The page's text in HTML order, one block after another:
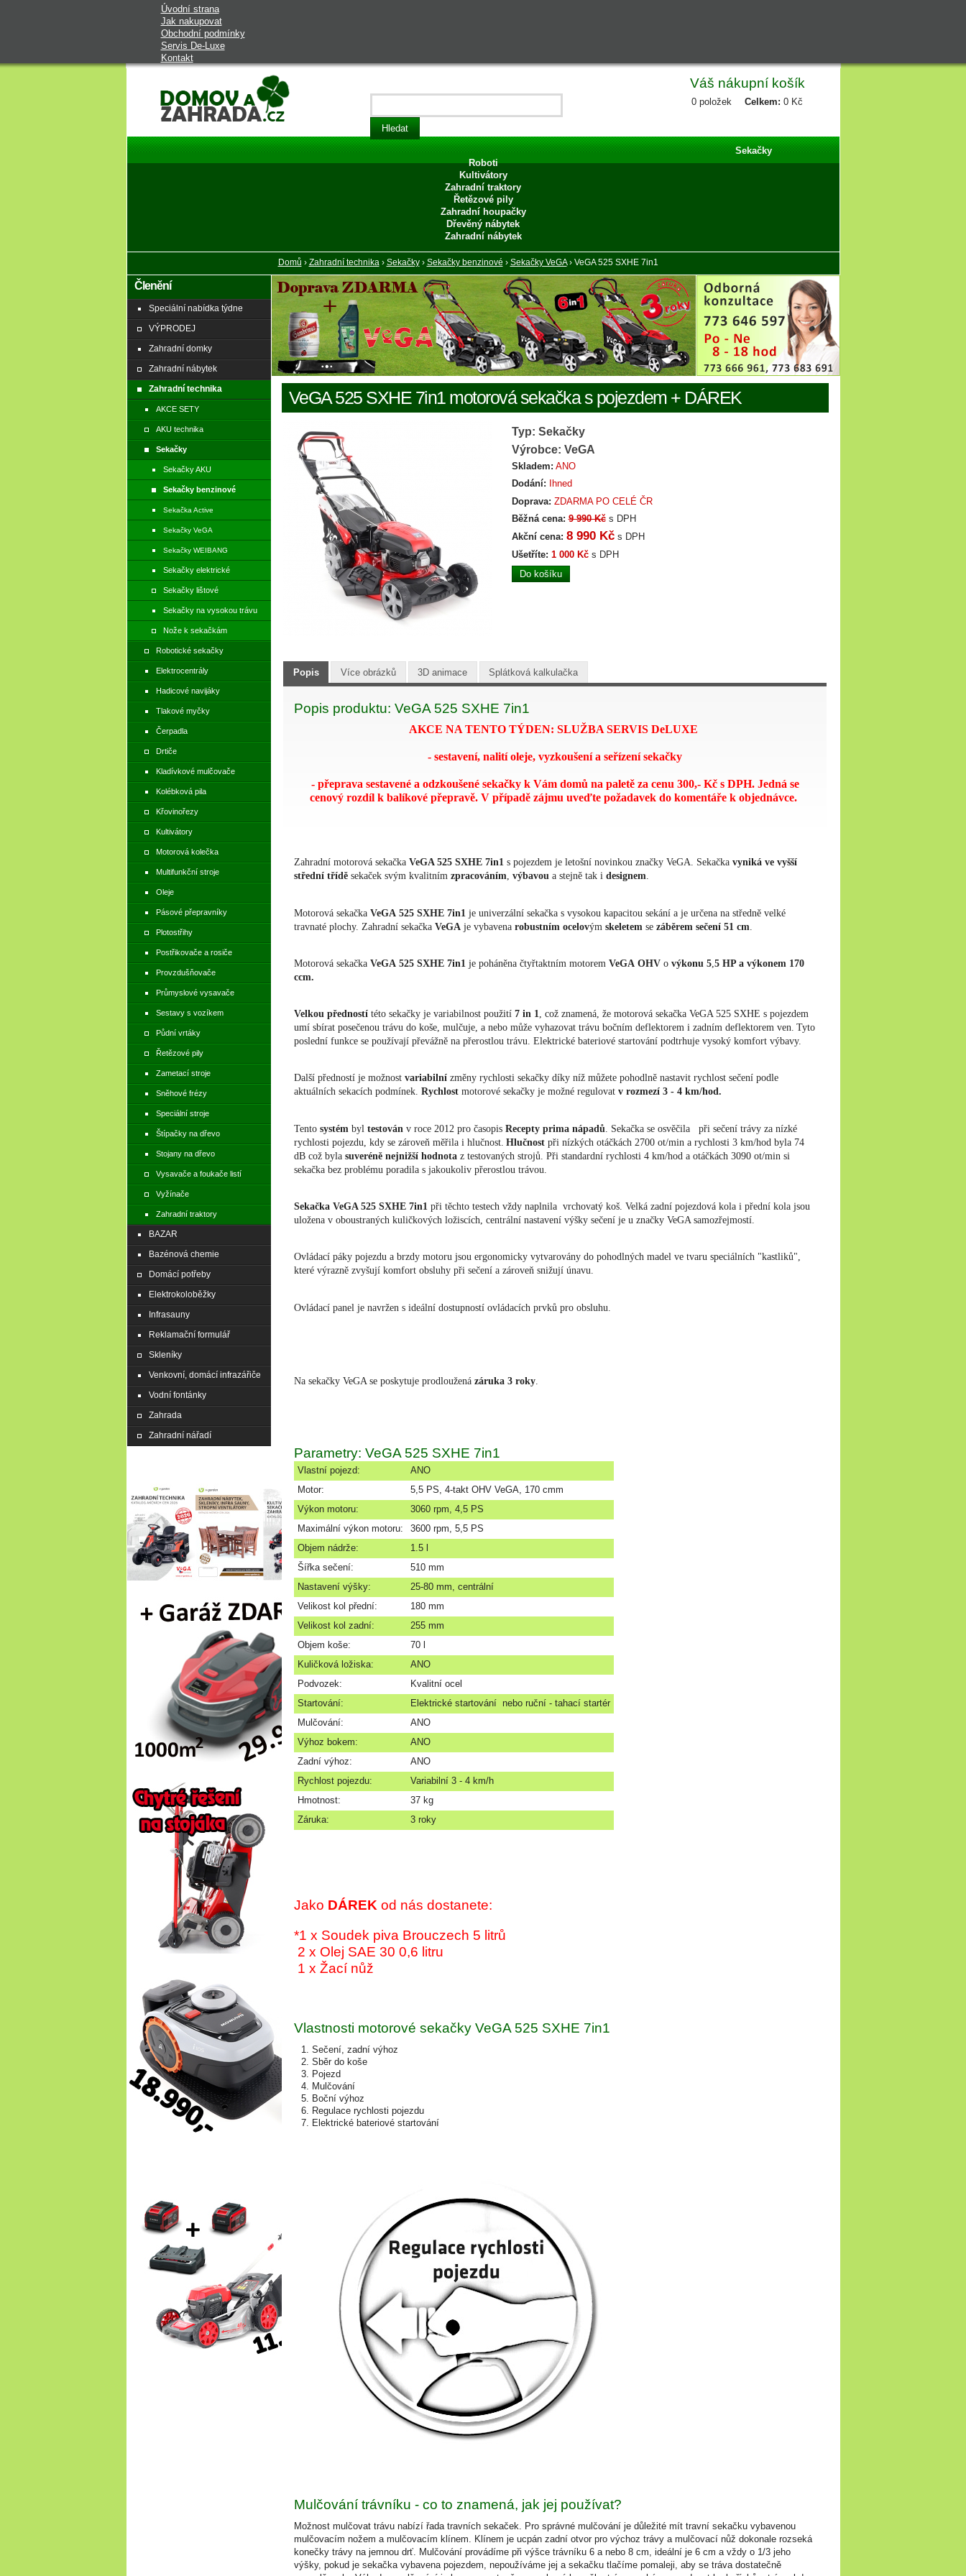
Úvodní strana
Jak nakupovat
Obchodní podmínky
Servis De-Luxe
Kontakt
Domov a zahrada - vybavení do
domu a na zahradu
Váš nákupní košík
0položek Celkem: 0 Kč
Sekačky
Roboti
Kultivátory
Zahradní traktory
Řetězové pily
Zahradní houpačky
Dřevěný nábytek
Zahradní nábytek
Domů › Zahradní technika › Sekačky› Sekačky benzinové › Sekačky VeGA› VeGA 525 SXHE 7in1
Členění
Speciální nabídka týdne
VÝPRODEJ
Zahradní domky
Zahradní nábytek
Zahradní technika
AKCE SETY
AKU technika
Sekačky
Sekačky AKU
Sekačky benzinové
Sekačka Active
Sekačky VeGA
Sekačky WEIBANG
Sekačky elektrické
Sekačky lištové
Sekačky na vysokou trávu
Nože k sekačkám
Robotické sekačky
Elektrocentrály
Hadicové navijáky
Tlakové myčky
Čerpadla
Drtiče
Kladívkové mulčovače
Kolébková pila
Křovinořezy
Kultivátory
Motorová kolečka
Multifunkční stroje
Oleje
Pásové přepravníky
Plotostřihy
Postřikovače a rosiče
Provzdušňovače
Průmyslové vysavače
Sestavy s vozíkem
Půdní vrtáky
Řetězové pily
Zametací stroje
Sněhové frézy
Speciální stroje
Štípačky na dřevo
Stojany na dřevo
Vysavače a foukače listí
Vyžínače
Zahradní traktory
BAZAR
Bazénová chemie
Domácí potřeby
Elektrokoloběžky
Infrasauny
Reklamační formulář
Skleníky
Venkovní, domácí infrazářiče
Vodní fontánky
Zahrada
Zahradní nářadí
VeGA 525 SXHE 7in1 motorová sekačka s pojezdem + DÁREK
Typ: Sekačky
Výrobce: VeGA
Skladem: ANO
Dodání:
Ihned
Doprava: ZDARMA PO CELÉ ČR
Běžná cena: 9 990 Kčs DPH
Akční cena: 8 990 Kčs DPH
Ušetříte: 1 000 Kčs DPH
Popis Více obrázků 3D animace Splátková kalkulačka
Popis produktu: VeGA 525 SXHE 7in1
AKCE NA TENTO TÝDEN: SLUŽBA SERVIS DeLUXE
- sestavení, nalití oleje, vyzkoušení a seřízení sekačky
- přeprava sestavené a odzkoušené sekačky k Vám domů na paletě za cenu 300,- Kč s DPH. Jedná se
cenový rozdíl k balíkové přepravě. V případě zájmu uveďte požadavek do komentáře k objednávce.
Zahradní motorová sekačkaVeGA 525 SXHE 7in1 s pojezdem je letošní novinkou značky VeGA. Sekačkavyniká ve vyšší
střední třídě sekaček svým kvalitnímzpracováním,výbavou a stejně tak idesignem.
Motorová sekačkaVeGA 525 SXHE 7in1je univerzální sekačka s vysokou kapacitou sekání a je určena na středně velké
travnaté plochy. Zahradní sekačkaVeGA je vybavenarobustním ocelovýmskeletem sezáběrem sečení 51 cm
Motorová sekačkaVeGA 525 SXHE 7in1je poháněna čtyřtaktním motoremVeGA OHV ovýkonu 5 ,5 HP a výkonem 170
ccm.
Velkou předností této sekačky je variabilnost použití7 in 1, což znamená, že motorová sekačka VeGA 525 SXHE s pojezdem
umí sbírat posečenou trávu do koše, mulčuje, a nebo může vyhazovat trávu bočním deflektorem i zadním deflektorem ven. Tyto
poslední funkce se používají převážně na přerostlou trávu. Elektrické bateriové startování podtrhuje vysoký komfort výbavy.
Další předností je možnostvariabilní změny rychlosti sekačky díky níž můžete pohodlně nastavit rychlost sečení podle
aktuálních sekacích podmínek.Rychlost motorové sekačky je možné regulovatv rozmezí 3 - 4 km/hod.
Tentosystém byltestován v roce 2012 pro časopisRecepty prima nápadů . Sekačka se osvěčila při sečení trávy za nízké
rychlosti pojezdu, kdy se zároveň měřila i hlučnost. Hlučnost při nízkých otáčkách 2700 ot/min a rychlosti 3 km/hod byla 74
dB což bylasuveréně nejnižší hodnota z testovaných strojů. Při standardní rychlosti 4 km/hod a otáčkách 3090 ot/min si
sekačka bez problému poradila s jakoukoliv přerostlou trávou.
Sekačka VeGA 525 SXHE 7in1 při těchto testech vždy naplnila vrchovatý koš. Velká zadní pojezdová kola i přední kola jsou
uložena v oboustraných kuličkových ložiscích, centrální nastavení výšky sečení je u značky VeGA samozřejmostí.
Ovládací páky pojezdu a brzdy motoru jsou ergonomicky vytvarovány do pohodlných madel ve tvaru speciálních "kastliků",
které výrazně zvyšují komfort obsluhy při sečení a zároveň snižují únavu.
Ovládací panel je navržen s ideální dostupností ovládacích prvků pro obsluhu.
Na sekačky VeGA se poskytuje prodlouženázáruka 3 roky.
Parametry: VeGA 525 SXHE 7in1
Vlastní pojezd:
ANO
Motor:
5,5 PS, 4-takt OHV VeGA, 170 cmm
Výkon motoru:
3060 rpm, 4,5 PS
Maximální výkon motoru:
3600 rpm, 5,5 PS
Objem nádrže:
1.5 l
Šířka sečení:
510 mm
Nastavení výšky:
25-80 mm, centrální
Velikost kol přední:
180 mm
Velikost kol zadní:
255 mm
Objem koše:
70 l
Kuličková ložiska:
ANO
Podvozek:
Kvalitní ocel
Startování:
Elektrické startování nebo ruční - tahací startér
Mulčování:
ANO
Výhoz bokem:
ANO
Zadní výhoz:
ANO
Rychlost pojezdu:
Variabilní 3 - 4 km/h
Hmotnost:
37 kg
Záruka:
3 roky
Jako DÁREK od nás dostanete:
*1 x Soudek piva Brouczech 5 litrů
2 x Olej SAE 30 0,6 litru
1 x Žací nůž
Vlastnosti motorové sekačky VeGA 525 SXHE 7in1
Sečení, zadní výhoz
Sběr do koše
Pojezd
Mulčování
Boční výhoz
Regulace rychlosti pojezdu
Elektrické bateriové startování
Mulčování trávníku - co to znamená, jak jej používat?
Možnost mulčovat trávu nabízí řada travních sekaček. Pro správné mulčování je důležité mít travní sekačku vybavenou
mulčovacím nožem a mulčovacím klínem. Klínem je ucpán zadní otvor pro výchoz trávy a mulčovací nůž dokonale rozseká
konečky trávy na jemnou drť. Mulčování provádíme při výšce trávníku 6 a nebo 8 cm, ideální je 6 cm a vždy o 1/3 jeho
výšky, pokud je sekačka vybavena pojezdem, nepoužíváme jej a sekačku tlačíme pomaleji, aby se tráva dostatečně